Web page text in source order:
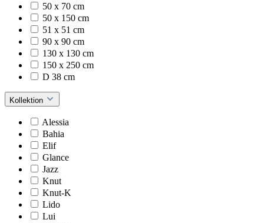
50 x 70 cm
50 x 150 cm
51 x 51 cm
90 x 90 cm
130 x 130 cm
150 x 250 cm
D 38 cm
Kollektion
Alessia
Bahia
Elif
Glance
Jazz
Knut
Knut-K
Lido
Lui